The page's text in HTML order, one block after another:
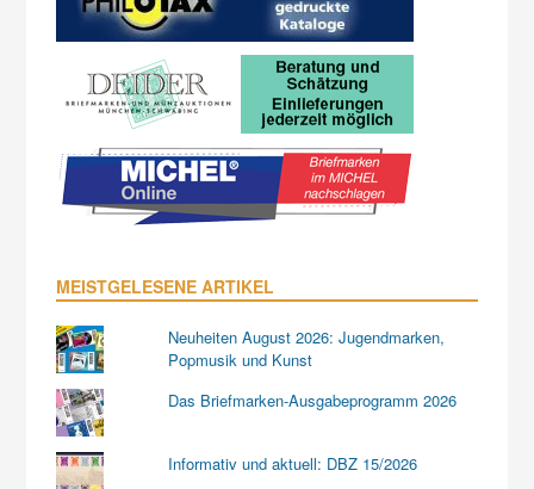
MEISTGELESENE ARTIKEL
Neuheiten August 2026: Jugendmarken,
Popmusik und Kunst
Das Briefmarken-Ausgabeprogramm 2026
Informativ und aktuell: DBZ 15/2026